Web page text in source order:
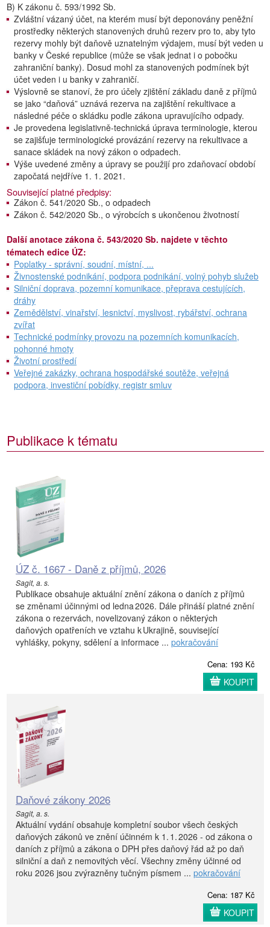
B) K zákonu č. 593/1992 Sb.
Zvláštní vázaný účet, na kterém musí být deponovány peněžní
prostředky některých stanovených druhů rezerv pro to, aby tyto
rezervy mohly být daňově uznatelným výdajem, musí být veden u
banky v České republice (může se však jednat i o pobočku
zahraniční banky). Dosud mohl za stanovených podmínek být
účet veden i u banky v zahraničí.
Výslovně se stanoví, že pro účely zjištění základu daně z příjmů
se jako “daňová” uznává rezerva na zajištění rekultivace a
následné péče o skládku podle zákona upravujícího odpady.
Je provedena legislativně-technická úprava terminologie, kterou
se zajišťuje terminologické provázání rezervy na rekultivace a
sanace skládek na nový zákon o odpadech.
Výše uvedené změny a úpravy se použijí pro zdaňovací období
započatá nejdříve 1. 1. 2021.
Související platné předpisy:
Zákon č. 541/2020 Sb., o odpadech
Zákon č. 542/2020 Sb., o výrobcích s ukončenou životností
Další anotace zákona č. 543/2020 Sb. najdete v těchto
tématech edice ÚZ:
Poplatky - správní, soudní, místní, ...
Živnostenské podnikání, podpora podnikání, volný pohyb služeb
Silniční doprava, pozemní komunikace, přeprava cestujících,
dráhy
Zemědělství, vinařství, lesnictví, myslivost, rybářství, ochrana
zvířat
Technické podmínky provozu na pozemních komunikacích,
pohonné hmoty
Životní prostředí
Veřejné zakázky, ochrana hospodářské soutěže, veřejná
podpora, investiční pobídky, registr smluv
Publikace k tématu
ÚZ č. 1667 - Daně z příjmů, 2026
Sagit, a. s.
Publikace obsahuje aktuální znění zákona o daních z příjmů
se změnami účinnými od ledna 2026. Dále přináší platné znění
zákona o rezervách, novelizovaný zákon o některých
daňových opatřeních ve vztahu k Ukrajině, související
vyhlášky, pokyny, sdělení a informace ... pokračování
Cena: 193 Kč
KOUPIT
Daňové zákony 2026
Sagit, a. s.
Aktuální vydání obsahuje kompletní soubor všech českých
daňových zákonů ve znění účinném k 1. 1. 2026 - od zákona o
daních z příjmů a zákona o DPH přes daňový řád až po daň
silniční a daň z nemovitých věcí. Všechny změny účinné od
roku 2026 jsou zvýrazněny tučným písmem ... pokračování
Cena: 187 Kč
KOUPIT